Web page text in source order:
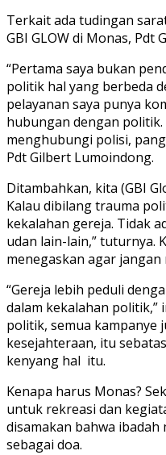
Terkait ada tudingan
GBI GLOW di Monas, Pdt
“Pertama saya bukan
politik hal yang berbeda
pelayanan saya punya
hubungan dengan
menghubungi polisi,
Pdt Gilbert Lumoindong.
Ditambahkan, kita (GBI
Kalau dibilang trauma
kekalahan gereja. Tidak
udan lain-lain,” tuturnya.
menegaskan agar
“Gereja lebih peduli
dalam kekalahan politik,”
politik, semua kampanye
kesejahteraan, itu
kenyang hal itu.
Kenapa harus Monas?
untuk rekreasi dan
disamakan bahwa
sebagai doa.